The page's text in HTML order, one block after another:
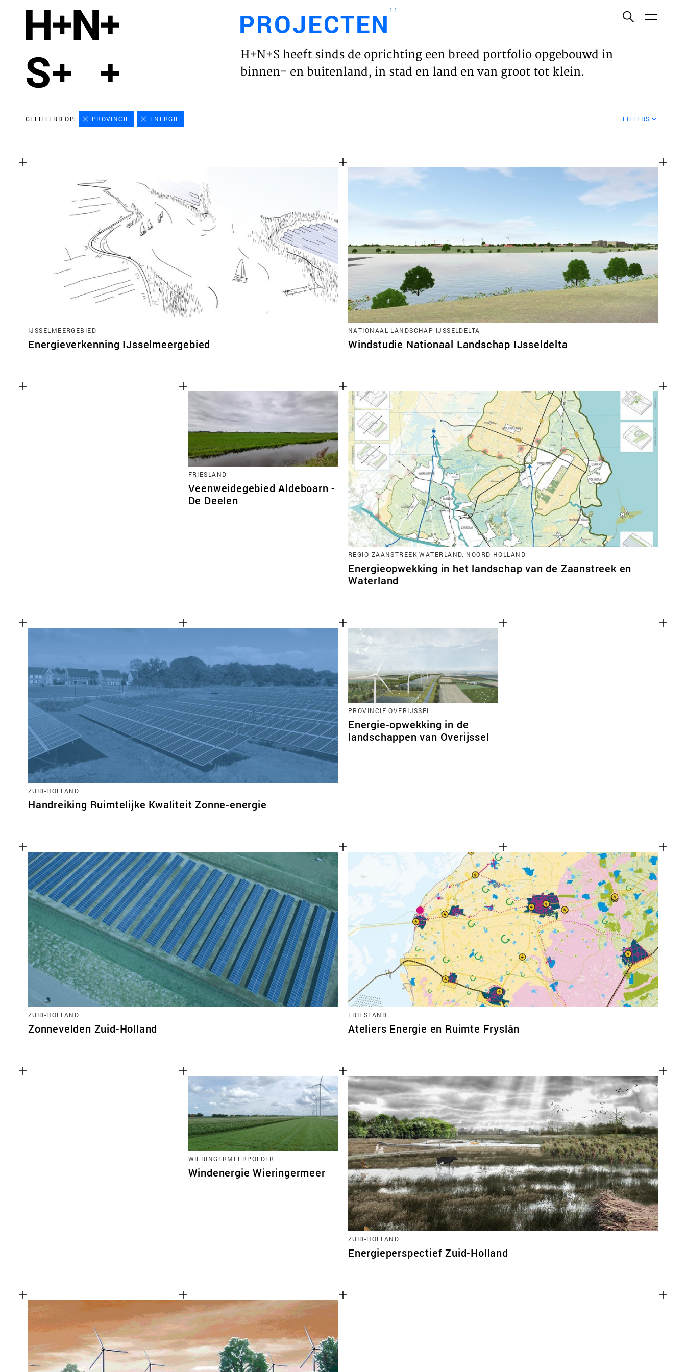
HOME
VISIE
NIEUWS
TEAM
CONTACT
PROJECTEN 11
H+N+S heeft sinds de oprichting een breed portfolio opgebouwd in
binnen- en buitenland, in stad en land en van groot tot klein.
GEFILTERD OP: PROVINCIE ENERGIE FILTERS
IJSSELMEERGEBIED
Energieverkenning IJsselmeergebied
NATIONAAL LANDSCHAP IJSSELDELTA
Windstudie Nationaal Landschap IJsseldelta
FRIESLAND
Veenweidegebied Aldeboarn -
De Deelen
REGIO ZAANSTREEK-WATERLAND, NOORD-HOLLAND
Energieopwekking in het landschap van de Zaanstreek en
Waterland
ZUID-HOLLAND
Handreiking Ruimtelijke Kwaliteit Zonne-energie
PROVINCIE OVERIJSSEL
Energie-opwekking in de
landschappen van Overijssel
ZUID-HOLLAND
Zonnevelden Zuid-Holland
FRIESLAND
Ateliers Energie en Ruimte Fryslân
WIERINGERMEERPOLDER
Windenergie Wieringermeer
ZUID-HOLLAND
Energieperspectief Zuid-Holland